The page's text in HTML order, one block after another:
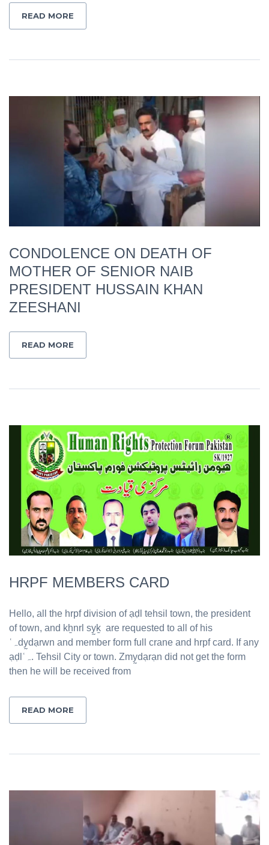
READ MORE
CONDOLENCE ON DEATH OF
MOTHER OF SENIOR NAIB
PRESIDENT HUSSAIN KHAN
ZEESHANI
READ MORE
HRPF MEMBERS CARD
Hello, all the hrpf division of ạḍl tehsil town, the president
of town, and kẖnrl sy̰ḵ are requested to all of his
ʿہdy̰dạrwn and member form full crane and hrpf card. If any
ạḍlʿہ. Tehsil City or town. Zmy̰dạrạn did not get the form
then he will be received from
READ MORE